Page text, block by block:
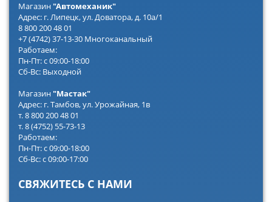
Магазин"Автомеханик"
Адрес: г. Липецк, ул. Доватора, д. 10а/1
8 800 200 48 01
+7 (4742) 37-13-30 Многоканальный
Работаем:
Пн-Пт: с 09:00-18:00
Сб-Вс: Выходной
Магазин"Мастак"
Адрес: г. Тамбов, ул. Урожайная, 1в
т. 8 800 200 48 01
т. 8 (4752) 55-73-13
Работаем:
Пн-Пт: с 09:00-18:00
Сб-Вс: с 09:00-17:00
СВЯЖИТЕСЬ С НАМИ